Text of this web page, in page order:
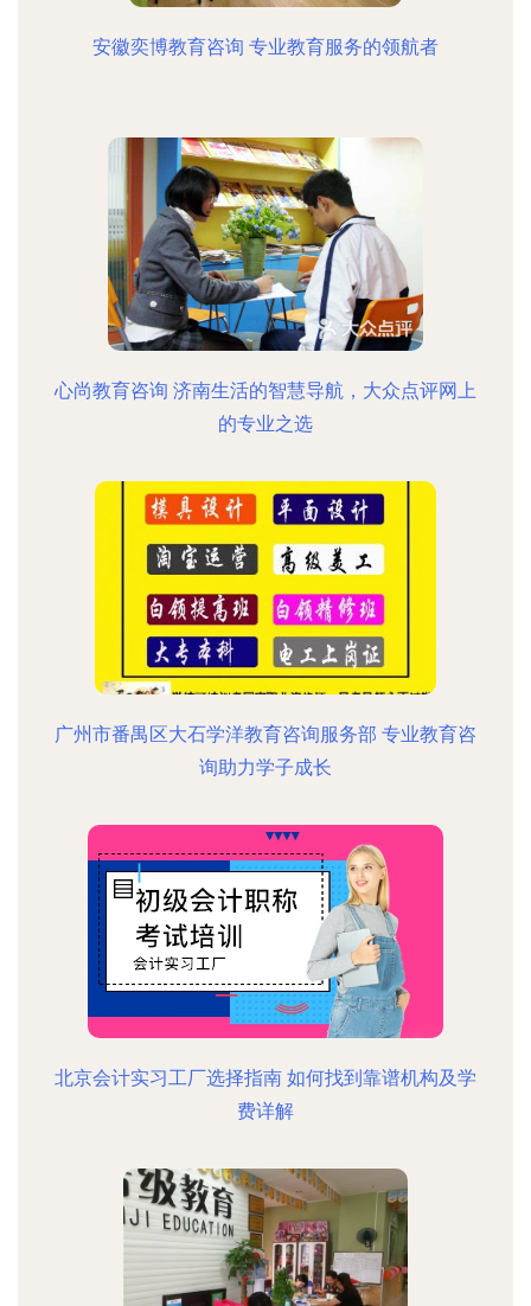
安徽奕博教育咨询 专业教育服务的领航者
心尚教育咨询 济南生活的智慧导航，大众点评网上
的专业之选
广州市番禺区大石学洋教育咨询服务部 专业教育咨
询助力学子成长
北京会计实习工厂选择指南 如何找到靠谱机构及学
费详解